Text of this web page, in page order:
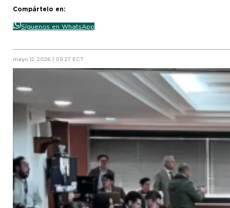
Compártelo en:
Síguenos en WhatsApp
mayo 12, 2026 | 09:27 ECT